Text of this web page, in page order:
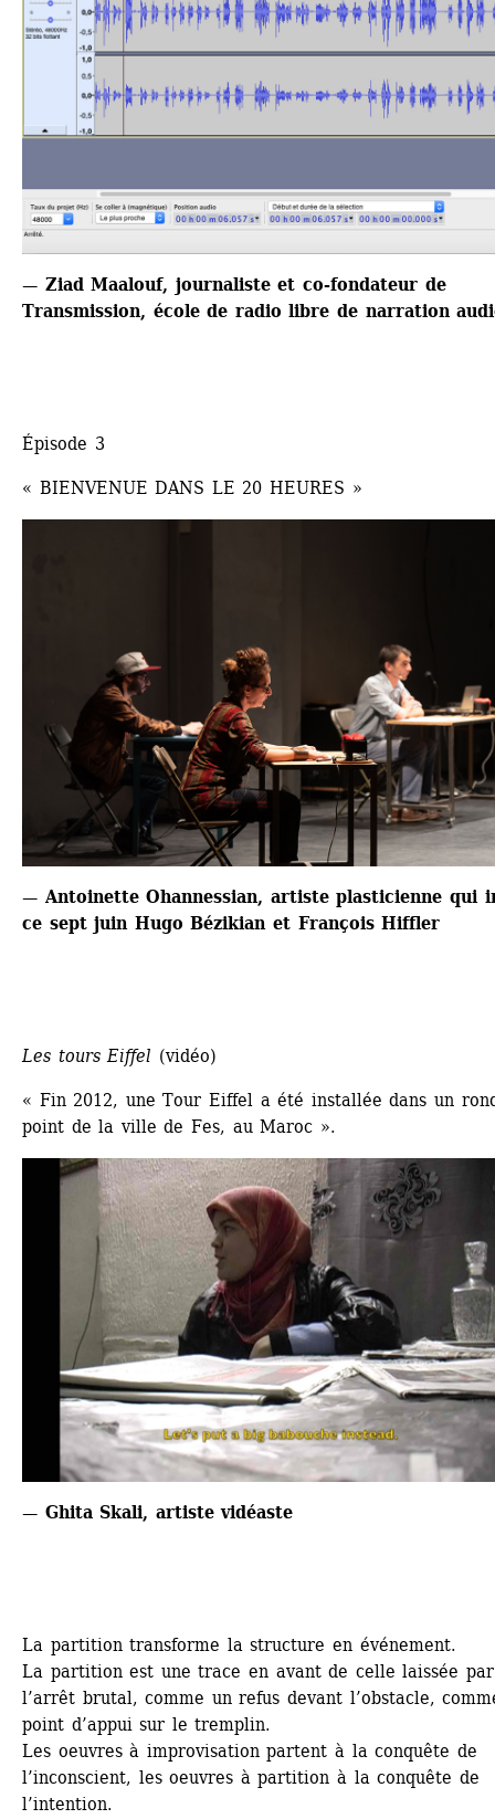
— Ziad Maalouf, journaliste et co-fondateur de
Transmission, école de radio libre de narration
Épisode 3
« BIENVENUE DANS LE 20 HEURES »
— Antoinette Ohannessian, artiste plasticienne qui
ce sept juin Hugo Bézikian et François Hiffler
Les tours Eiffel (vidéo)
« Fin 2012, une Tour Eiffel a été installée dans un
point de la ville de Fes, au Maroc ».
— Ghita Skali, artiste vidéaste
La partition transforme la structure en événement.
La partition est une trace en avant de celle laissée par
l’arrêt brutal, comme un refus devant l’obstacle,
point d’appui sur le tremplin.
Les oeuvres à improvisation partent à la conquête de
l’inconscient, les oeuvres à partition à la conquête de
l’intention.